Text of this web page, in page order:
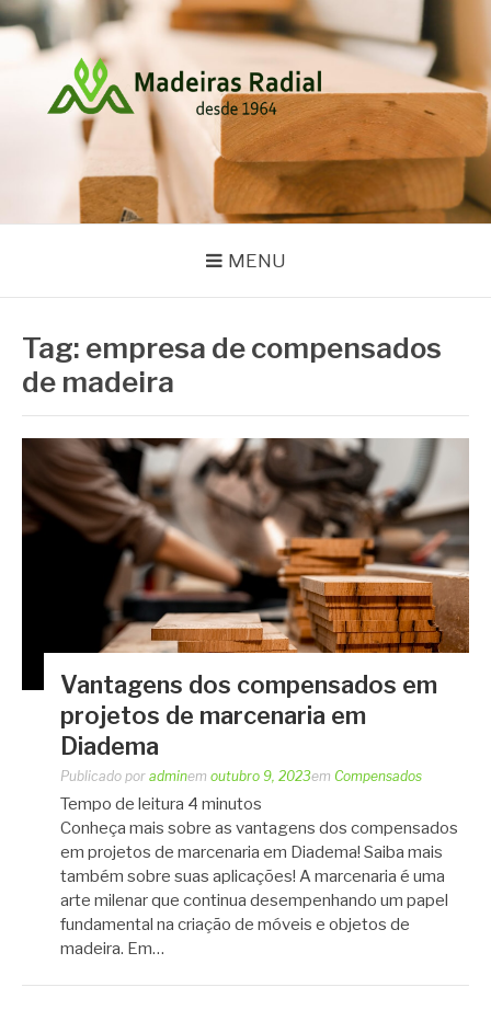
Pular
para
conteúdo
MADEIRAS RADIAL
MENU
Tag: empresa de compensados
de madeira
Vantagens dos compensados em
projetos de marcenaria em
Diadema
Publicado por adminem outubro 9, 2023em Compensados
Tempo de leitura 4 minutos
Conheça mais sobre as vantagens dos compensados
em projetos de marcenaria em Diadema! Saiba mais
também sobre suas aplicações! A marcenaria é uma
arte milenar que continua desempenhando um papel
fundamental na criação de móveis e objetos de
madeira. Em…